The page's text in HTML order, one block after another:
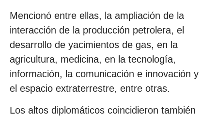
Mencionó entre ellas, la ampliación de la
interacción de la producción petrolera, el
desarrollo de yacimientos de gas, en la
agricultura, medicina, en la tecnología,
información, la comunicación e innovación y
el espacio extraterrestre, entre otras.
Los altos diplomáticos coincidieron también